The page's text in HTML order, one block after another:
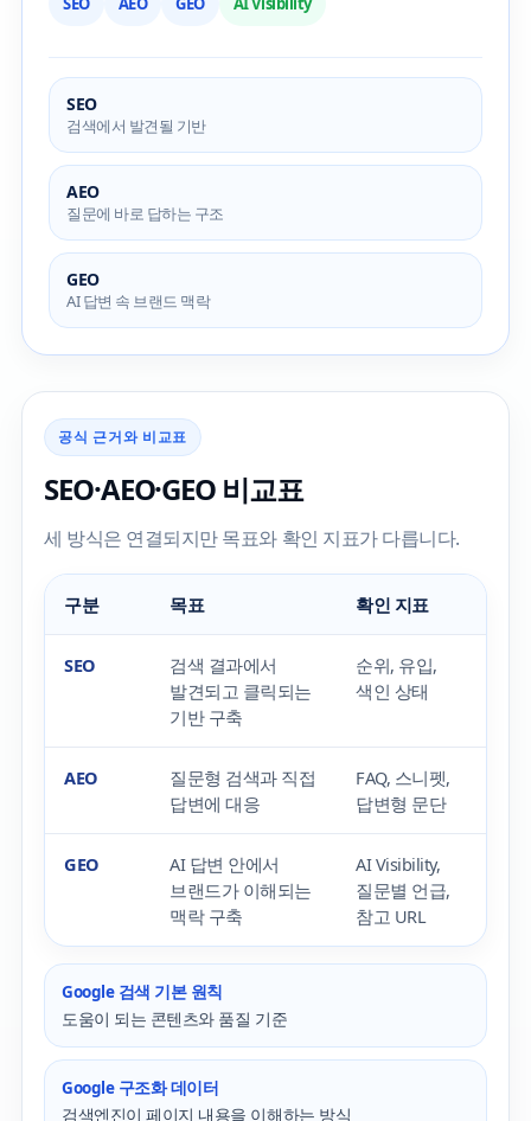
SEO
검색에서 발견될 기반
AEO
질문에 바로 답하는 구조
GEO
AI 답변 속 브랜드 맥락
공식 근거와 비교표
SEO·AEO·GEO 비교표
세 방식은 연결되지만 목표와 확인 지표가 다릅니다.
구분 목표 확인 지표
SEO
검색 결과에서
발견되고 클릭되는
기반 구축
순위, 유입,
색인 상태
AEO
질문형 검색과 직접
답변에 대응
FAQ, 스니펫,
답변형 문단
GEO
AI 답변 안에서
브랜드가 이해되는
맥락 구축
AI Visibility,
질문별 언급,
참고 URL
Google 검색 기본 원칙
도움이 되는 콘텐츠와 품질 기준
Google 구조화 데이터
검색엔진이 페이지 내용을 이해하는 방식